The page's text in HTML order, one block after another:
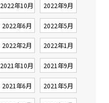
2022年10月 2022年9月
2022年6月 2022年5月
2022年2月 2022年1月
2021年10月 2021年9月
2021年6月 2021年5月